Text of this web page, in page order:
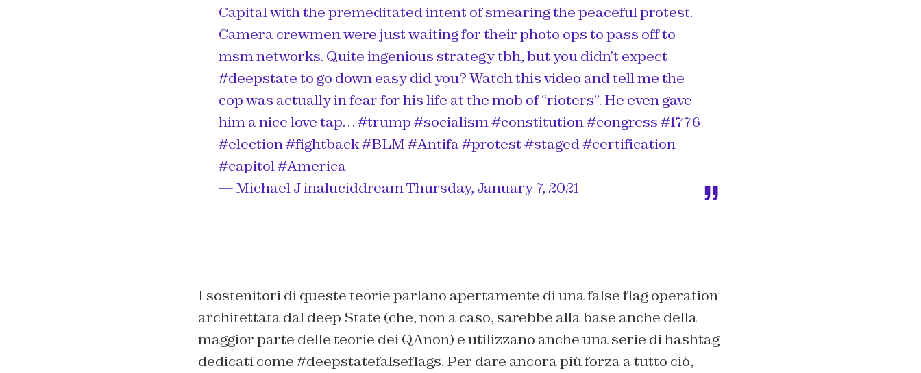
Capital with the premeditated intent of smearing the peaceful protest.
Camera crewmen were just waiting for their photo ops to pass off to
msm networks. Quite ingenious strategy tbh, but you didn’t expect
#deepstate to go down easy did you? Watch this video and tell me the
cop was actually in fear for his life at the mob of “rioters”. He even gave
him a nice love tap… #trump #socialism #constitution #congress #1776
#election #fightback #BLM #Antifa #protest #staged #certification
#capitol #America
— Michael J inaluciddreamThursday, January 7, 2021
I sostenitori di queste teorie parlano apertamente di unafalse flag operation
architettata dal deep State (che, non a caso, sarebbe alla base anche della
maggior parte delle teorie dei QAnon) e utilizzano anche una serie di hashtag
dedicati come #deepstatefalseflags. Per dare ancora più forza a tutto ciò,